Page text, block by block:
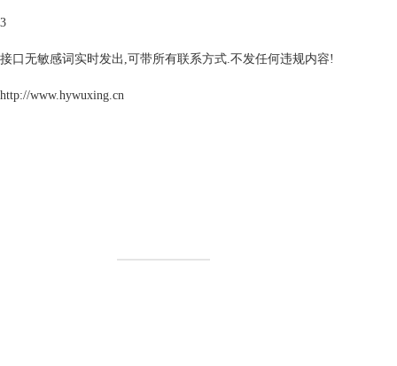
3
接口无敏感词实时发出,可带所有联系方式.不发任何违规内容!
http://www.hywuxing.cn